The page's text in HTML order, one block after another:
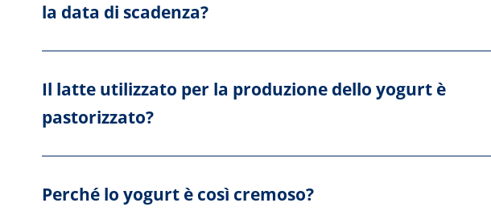
la data di scadenza?
Il latte utilizzato per la produzione dello yogurt è
pastorizzato?
Perché lo yogurt è così cremoso?